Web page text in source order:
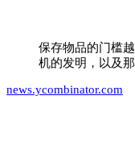
保存物品的门槛
机的发明，以及
news.ycombinator.com